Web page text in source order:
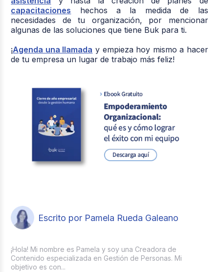
capacitaciones hechos a la medida de las
necesidades de tu organización, por mencionar
algunas de las soluciones que tiene Buk para ti.
¡Agenda una llamada y empieza hoy mismo a hacer
de tu empresa un lugar de trabajo más feliz!
Escrito por Pamela Rueda Galeano
¡Hola! Mi nombre es Pamela y soy una Creadora de
Contenido especializada en Gestión de Personas. Mi
objetivo es con...